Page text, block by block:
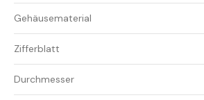
Gehäusematerial
Zifferblatt
Durchmesser